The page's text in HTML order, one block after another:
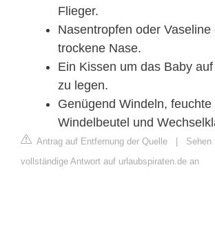
Flieger.
Nasentropfen oder Vaseline
trockene Nase.
Ein Kissen um das Baby
zu legen.
Genügend Windeln, feuchte
Windelbeutel und
Antrag auf Entfernung der Quelle | Sehen
vollständige Antwort auf urlaubspiraten.de an